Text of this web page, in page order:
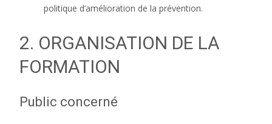
politique d’amélioration de la prévention.
2. ORGANISATION DE LA
FORMATION
Public concerné